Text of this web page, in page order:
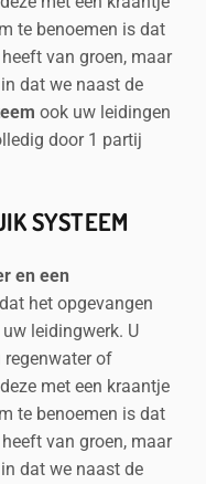
te benoemen is dat
van groen, maar
dat we naast de
ook uw leidingen
door 1 partij
SYSTEEM
en een
het opgevangen
leidingwerk. U
of
met een kraantje
te benoemen is dat
van groen, maar
dat we naast de